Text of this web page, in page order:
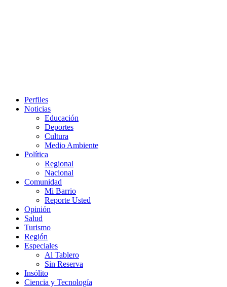
Primary
Menu
Perfiles
Noticias
Educación
Deportes
Cultura
Medio Ambiente
Política
Regional
Nacional
Comunidad
Mi Barrio
Reporte Usted
Opinión
Salud
Turismo
Región
Especiales
Al Tablero
Sin Reserva
Insólito
Ciencia y Tecnología